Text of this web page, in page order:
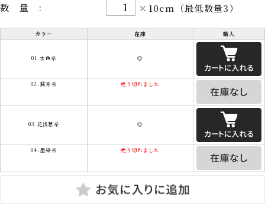
数量: ×10cm（最低数量3）
カラー 在庫 購入
01.水色系 ◎
02.蘇芳系 売り切れました
03.花浅葱系 ◎
04.墨染系 売り切れました